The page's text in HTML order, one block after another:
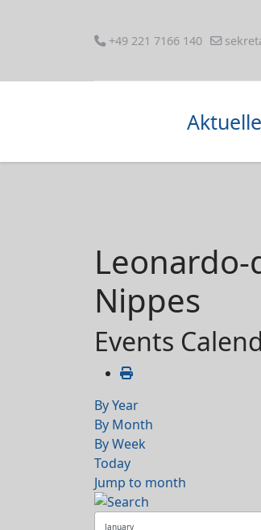
+49 221 7166 140
Nippes
Events
By Year
By Month
By Week
Today
Jump to month